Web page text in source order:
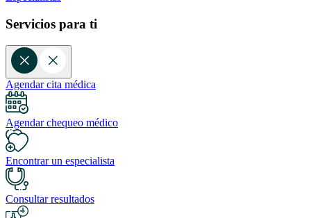
Servicios para ti
Agendar cita médica
Agendar chequeo médico
Encontrar un especialista
Consultar resultados